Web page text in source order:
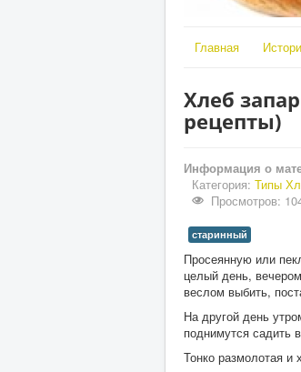
Главная
Хлеб
рецепты)
Информация о
Категория: Типы
Просмотров:
старинный
Просеянную или
целый день,
веслом выбить,
На другой день
поднимутся садить
Тонко размолотая и